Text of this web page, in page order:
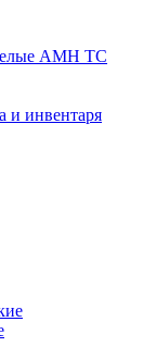
AMH TC
и инвентаря